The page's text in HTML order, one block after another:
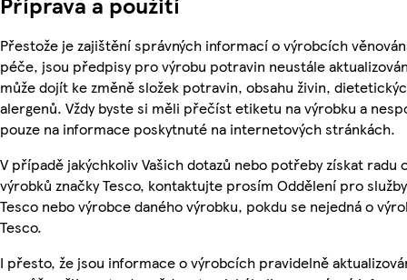
Přestože je zajištění správných informací o výrobcích
péče, jsou předpisy pro výrobu potravin neustále
může dojít ke změně složek potravin, obsahu živin,
alergenů. Vždy byste si měli přečíst etiketu na výrobku a
pouze na informace poskytnuté na internetových stránkách.
V případě jakýchkoliv Vašich dotazů nebo potřeby získat radu
výrobků značky Tesco, kontaktujte prosím Oddělení pro
Tesco nebo výrobce daného výrobku, pokdu se nejedná o
Tesco.
I přesto, že jsou informace o výrobcích pravidelně